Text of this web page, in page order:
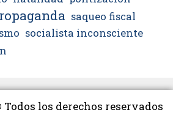
saqueo fiscal
socialista inconsciente
los derechos reservados